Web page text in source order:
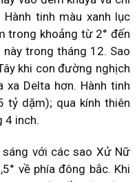
tinh màu xanh lục
trong khoảng từ 2° đến
trong tháng 12. Sao
khi con đường nghịch
Delta hơn. Hành tinh
tỷ dặm); qua kính thiên
4 inch.
với các sao Xử Nữ
về phía đông bắc. Khi